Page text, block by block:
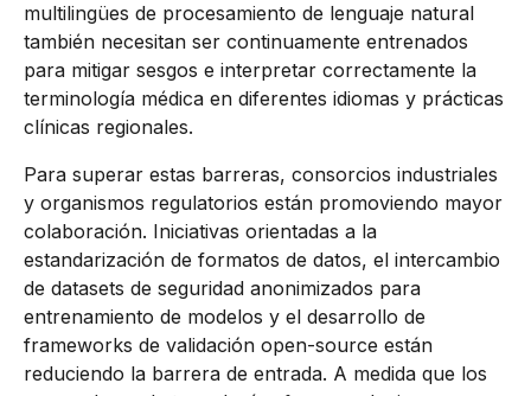
multilingües de procesamiento de lenguaje natural
también necesitan ser continuamente entrenados
para mitigar sesgos e interpretar correctamente la
terminología médica en diferentes idiomas y prácticas
clínicas regionales.
Para superar estas barreras, consorcios industriales
y organismos regulatorios están promoviendo mayor
colaboración. Iniciativas orientadas a la
estandarización de formatos de datos, el intercambio
de datasets de seguridad anonimizados para
entrenamiento de modelos y el desarrollo de
frameworks de validación open-source están
reduciendo la barrera de entrada. A medida que los